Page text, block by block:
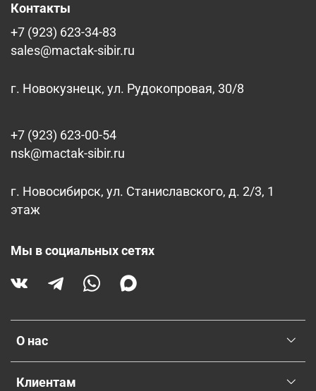
О нас
Клиентам
Контакты
+7 (923) 623-34-83
sales@mactak-sibir.ru
г. Новокузнецк, ул. Рудокопровая, 30/8
+7 (923) 623-00-54
nsk@mactak-sibir.ru
г. Новосибирск, ул. Станиславского, д. 2/3, 1
этаж
Мы в социальных сетях